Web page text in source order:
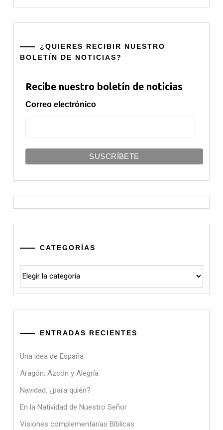
¿QUIERES RECIBIR NUESTRO
BOLETÍN DE NOTICIAS?
Recibe nuestro boletín de noticias
Correo electrónico
CATEGORÍAS
ENTRADAS RECIENTES
Una idea de España
Aragón, Azcón y Alegría
Navidad: ¿para quién?
En la Natividad de Nuestro Señor
Visiones complementarias Bíblicas